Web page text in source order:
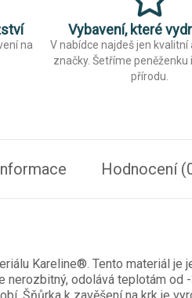
na
Vybavení, které
V nabídce najdeš jen kvalitní
značky. Šetříme peněženku
přírodu.
Hodnocení
Kareline®. Tento materiál
odolává teplotám od